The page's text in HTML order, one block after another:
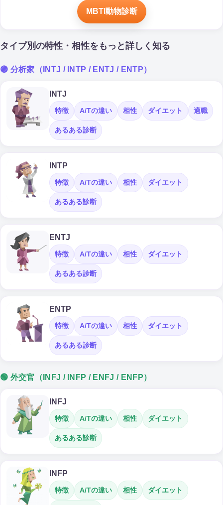
MBTI動物診断
タイプ別の特性・相性をもっと詳しく知る
🟣 分析家（INTJ / INTP / ENTJ / ENTP）
INTJ
特徴 A/Tの違い 相性 ダイエット 適職
あるある診断
INTP
特徴 A/Tの違い 相性 ダイエット
あるある診断
ENTJ
特徴 A/Tの違い 相性 ダイエット
あるある診断
ENTP
特徴 A/Tの違い 相性 ダイエット
あるある診断
🟢 外交官（INFJ / INFP / ENFJ / ENFP）
INFJ
特徴 A/Tの違い 相性 ダイエット
あるある診断
INFP
特徴 A/Tの違い 相性 ダイエット